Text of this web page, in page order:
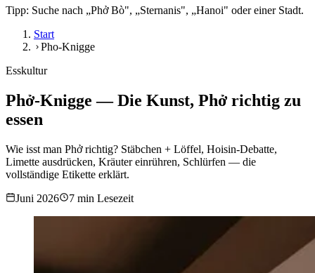
Tipp: Suche nach „Phở Bò", „Sternanis", „Hanoi" oder einer Stadt.
Start
Pho-Knigge
Esskultur
Phở-Knigge — Die Kunst, Phở richtig zu
essen
Wie isst man Phở richtig? Stäbchen + Löffel, Hoisin-Debatte,
Limette ausdrücken, Kräuter einrühren, Schlürfen — die
vollständige Etikette erklärt.
Juni 2026
7 min Lesezeit